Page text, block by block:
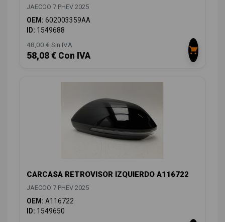
JAECOO 7 PHEV 2025
OEM: 602003359AA
ID: 1549688
48,00 € Sin IVA
58,08 € Con IVA
CARCASA RETROVISOR IZQUIERDO A116722
JAECOO 7 PHEV 2025
OEM: A116722
ID: 1549650